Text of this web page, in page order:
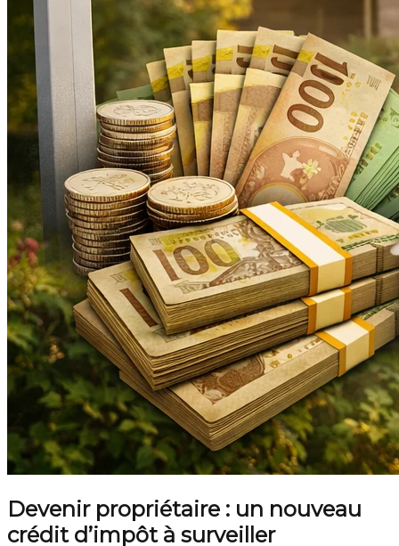
Devenir propriétaire : un nouveau
crédit d’impôt à surveiller